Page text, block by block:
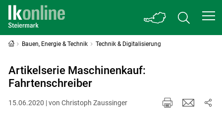
Bauen, Energie & Technik Technik & Digitalisierung
Artikelserie Maschinenkauf:
Fahrtenschreiber
15.06.2020 | von Christoph Zaussinger